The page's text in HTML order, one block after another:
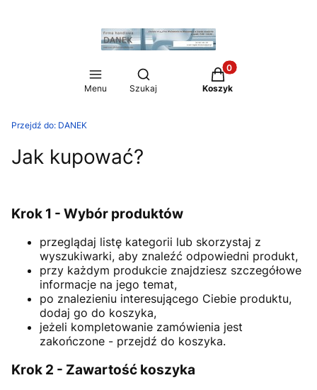
Menu
Otwórz wyszukiwarkę
Szukaj
Produkty w
Koszyk
Przejdź do: DANEK
Jak kupować?
Krok 1 - Wybór produktów
przeglądaj listę kategorii lub skorzystaj z
wyszukiwarki, aby znaleźć odpowiedni produkt,
przy każdym produkcie znajdziesz szczegółowe
informacje na jego temat,
po znalezieniu interesującego Ciebie produktu,
dodaj go do koszyka,
jeżeli kompletowanie zamówienia jest
zakończone - przejdź do koszyka.
Krok 2 - Zawartość koszyka